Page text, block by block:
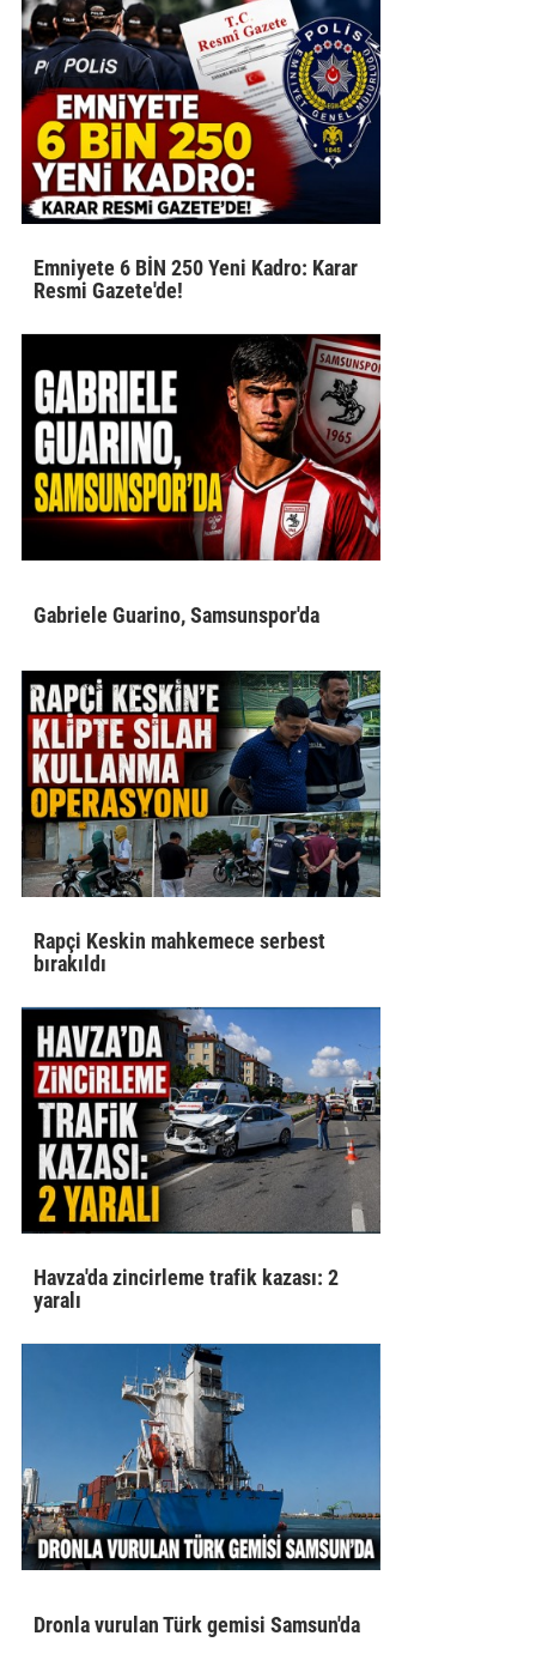
Emniyete 6 BİN 250 Yeni Kadro: Karar
Resmi Gazete'de!
Gabriele Guarino, Samsunspor'da
Rapçi Keskin mahkemece serbest
bırakıldı
Havza'da zincirleme trafik kazası: 2
yaralı
Dronla vurulan Türk gemisi Samsun'da